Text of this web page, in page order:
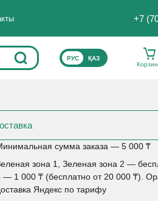
+7
ВЫБЕРИТЕ ЯЗЫК САЙТА
РУС
ҚАЗ
сумма заказа — 5 000 ₸
зона 1, Зеленая зона 2 —
— 1 000 ₸ (бесплатно от 20 000 ₸).
Яндекс по тарифу